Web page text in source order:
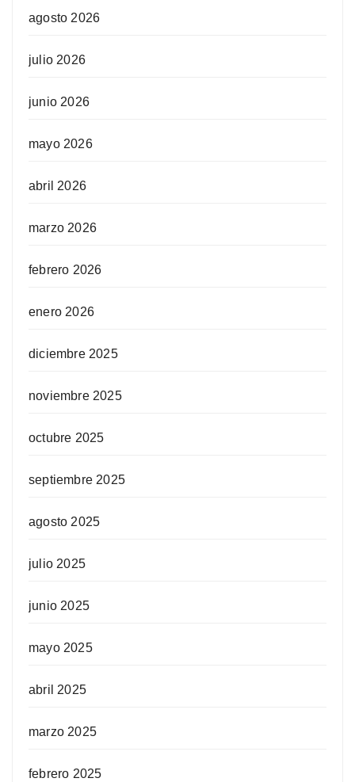
agosto 2026
julio 2026
junio 2026
mayo 2026
abril 2026
marzo 2026
febrero 2026
enero 2026
diciembre 2025
noviembre 2025
octubre 2025
septiembre 2025
agosto 2025
julio 2025
junio 2025
mayo 2025
abril 2025
marzo 2025
febrero 2025